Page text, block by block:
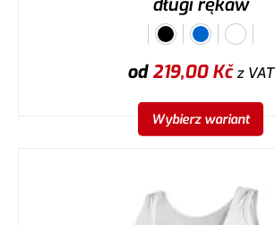
od219,00Kčz VAT
Wybierz wariant